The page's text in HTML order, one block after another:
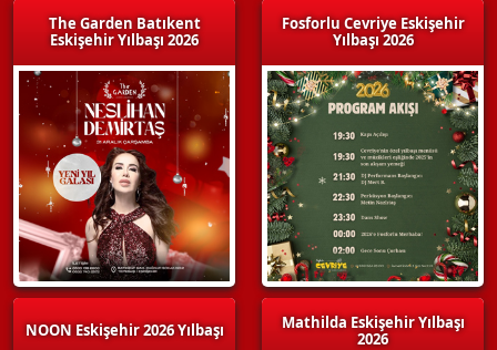
The Garden Batıkent
Eskişehir Yılbaşı 2026
NOON Eskişehir 2026 Yılbaşı
Fosforlu Cevriye Eskişehir
Yılbaşı 2026
Mathilda Eskişehir Yılbaşı
2026